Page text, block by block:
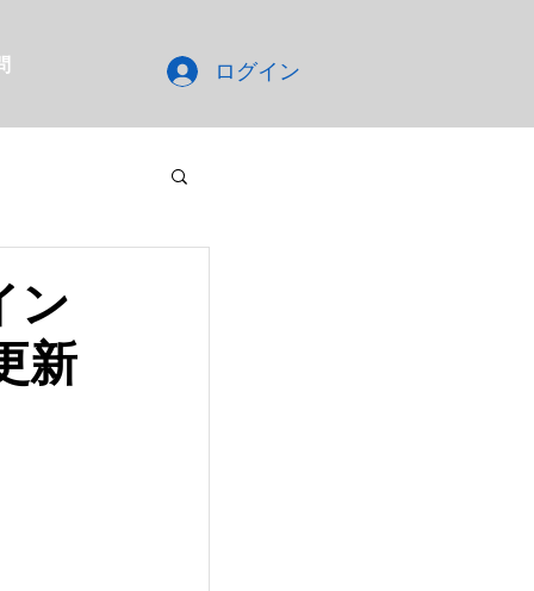
ログイン
ン
新